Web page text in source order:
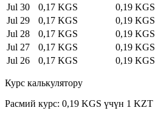
Jul 30
0,17 KGS
0,19 KGS
Jul 29
0,17 KGS
0,19 KGS
Jul 28
0,17 KGS
0,19 KGS
Jul 27
0,17 KGS
0,19 KGS
Jul 26
0,17 KGS 0,19 KGS
Курс калькулятору
Расмий курс: 0,19 KGS үчүн 1 KZT